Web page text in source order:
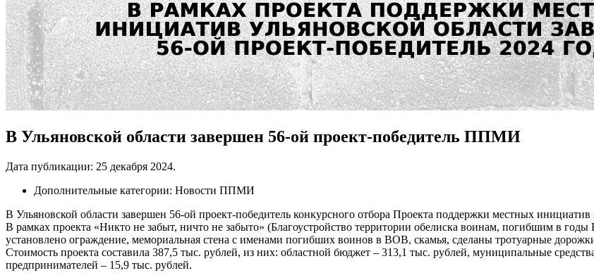
В Ульяновской области завершен 56-ой проект-победитель ППМИ
Дата публикации: 25 декабря 2024.
Дополнительные категории: Новости ППМИ
В Ульяновской области завершен 56-ой проект-победитель конкурсного отбора Проекта поддержки местных инициатив
В рамках проекта «Никто не забыт, ничто не забыто» (Благоустройство территории обелиска воинам, погибшим в
установлено ограждение, мемориальная стена с именами погибших воинов в ВОВ, скамья, сделаны тротуарные
Стоимость проекта составила 387,5 тыс. рублей, из них: областной бюджет – 313,1 тыс. рублей, муниципальные
предпринимателей – 15,9 тыс. рублей.